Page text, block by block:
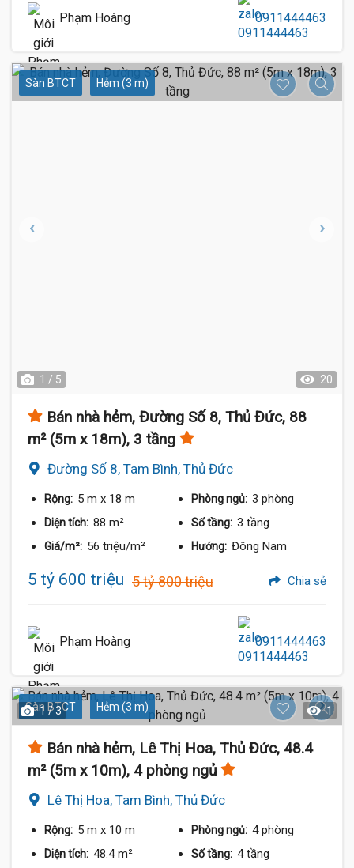
Phạm Hoàng 0911444463
Sàn BTCT Hẻm (3 m)
1 / 5 20
Bán nhà hẻm, Đường Số 8, Thủ Đức, 88
m² (5m x 18m), 3 tầng
Đường Số 8, Tam Bình, Thủ Đức
Rộng: 5 m x 18 m Phòng ngủ: 3 phòng
Diện tích: 88 m² Số tầng: 3 tầng
Giá/m²: 56 triệu/m² Hướng: Đông Nam
5 tỷ 600 triệu 5 tỷ 800 triệu Chia sẻ
Phạm Hoàng 0911444463
Sàn BTCT Hẻm (3 m)
1 / 3 1
Bán nhà hẻm, Lê Thị Hoa, Thủ Đức, 48.4
m² (5m x 10m), 4 phòng ngủ
Lê Thị Hoa, Tam Bình, Thủ Đức
Rộng: 5 m x 10 m Phòng ngủ: 4 phòng
Diện tích: 48.4 m² Số tầng: 4 tầng